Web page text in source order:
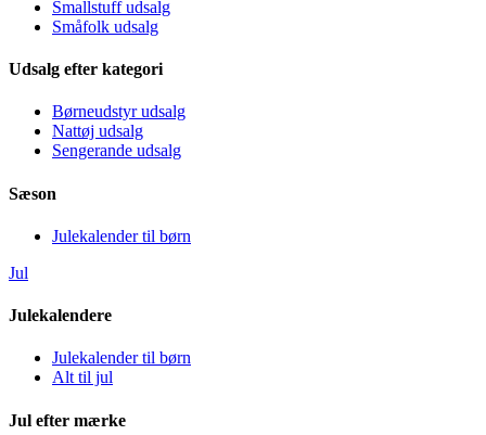
Smallstuff udsalg
Småfolk udsalg
Udsalg efter kategori
Børneudstyr udsalg
Nattøj udsalg
Sengerande udsalg
Sæson
Julekalender til børn
Jul
Julekalendere
Julekalender til børn
Alt til jul
Jul efter mærke